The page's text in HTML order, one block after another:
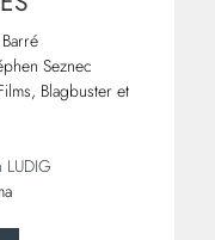
Seznec
Blagbuster et
LUDIG